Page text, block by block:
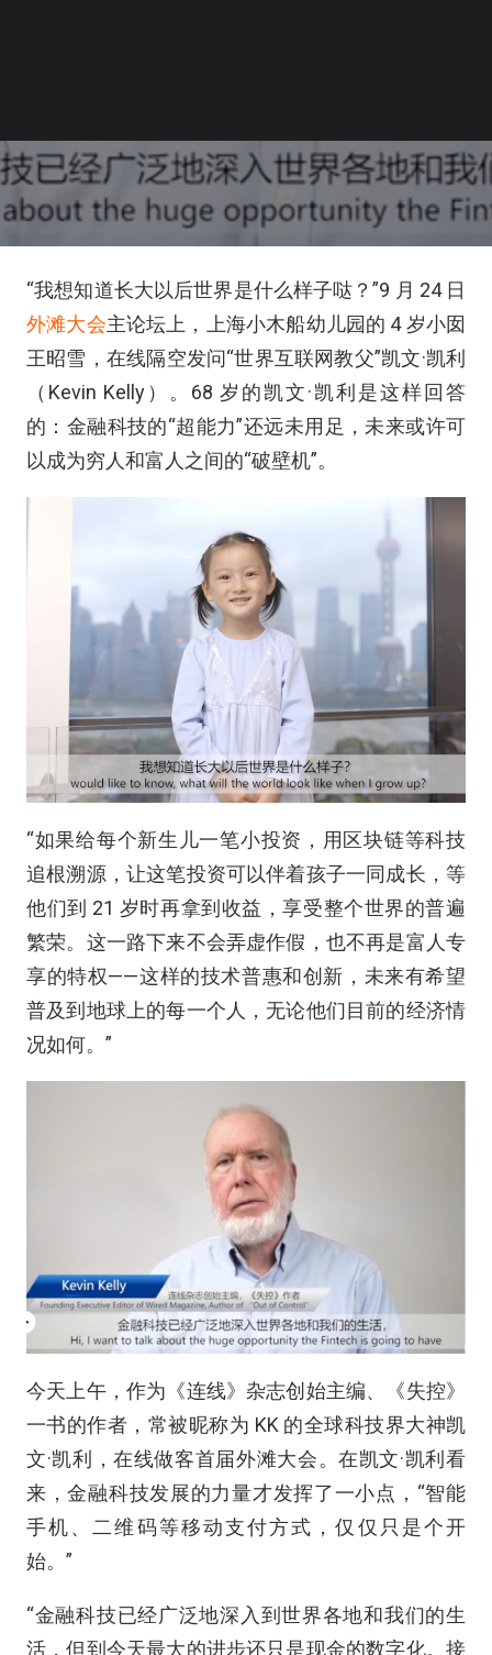
“我想知道长大以后世界是什么样子哒？”9 月 24 日
外滩大会主论坛上，上海小木船幼儿园的 4 岁小囡
王昭雪，在线隔空发问“世界互联网教父”凯文·凯利
（Kevin Kelly）。68 岁的凯文·凯利是这样回答
的：金融科技的“超能力”还远未用足，未来或许可
以成为穷人和富人之间的“破壁机”。
“如果给每个新生儿一笔小投资，用区块链等科技
追根溯源，让这笔投资可以伴着孩子一同成长，等
他们到 21 岁时再拿到收益，享受整个世界的普遍
繁荣。这一路下来不会弄虚作假，也不再是富人专
享的特权——这样的技术普惠和创新，未来有希望
普及到地球上的每一个人，无论他们目前的经济情
况如何。”
今天上午，作为《连线》杂志创始主编、《失控》
一书的作者，常被昵称为 KK 的全球科技界大神凯
文·凯利，在线做客首届外滩大会。在凯文·凯利看
来，金融科技发展的力量才发挥了一小点，“智能
手机、二维码等移动支付方式，仅仅只是个开
始。”
“金融科技已经广泛地深入到世界各地和我们的生
活，但到今天最大的进步还只是现金的数字化。接